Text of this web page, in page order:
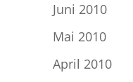
Juni 2010
Mai 2010
April 2010